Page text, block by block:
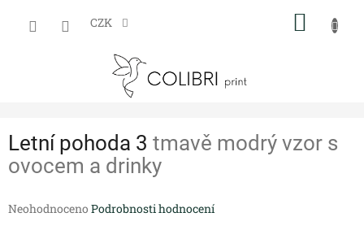
CZK
Letní pohoda 3 tmavě modrý vzor s
ovocem a drinky
Průměrné
Neohodnoceno Podrobnosti hodnocení